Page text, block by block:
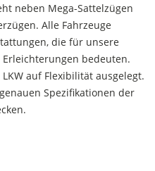
neben Mega-Sattelzügen
Alle Fahrzeuge
die für unsere
bedeuten.
auf Flexibilität ausgelegt.
Spezifikationen der